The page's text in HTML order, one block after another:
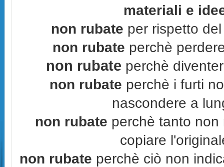
materiali e
non rubate per rispetto
non rubate perchè
non rubate perchè
non rubate perchè i furti
nascondere a
non rubate perchè tanto non
copiare
non rubate perchè ciò non